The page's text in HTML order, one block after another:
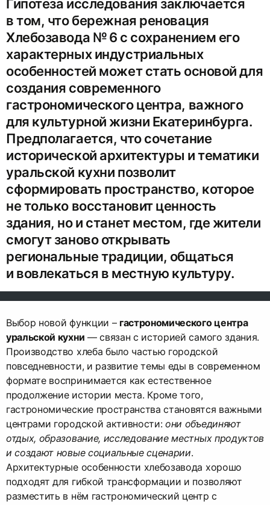
Гипотеза исследования заключается
в том, что бережная реновация
Хлебозавода № 6 с сохранением его
характерных индустриальных
особенностей может стать основой для
создания современного
гастрономического центра, важного
для культурной жизни Екатеринбурга.
Предполагается, что сочетание
исторической архитектуры и тематики
уральской кухни позволит
сформировать пространство, которое
не только восстановит ценность
здания, но и станет местом, где жители
смогут заново открывать
региональные традиции, общаться
и вовлекаться в местную культуру.
Выбор новой функции – гастрономического центра
уральской кухни — связан с историей самого здания.
Производство хлеба было частью городской
повседневности, и развитие темы еды в современном
формате воспринимается как естественное
продолжение истории места. Кроме того,
гастрономические пространcтва становятся важными
центрами городской активности:они объединяют
отдых, образование, исследование местных продуктов
и создают новые социальные сценарии.
Архитектурные особенности хлебозавода хорошо
подходят для гибкой трансформации и позволяют
разместить в нём гастрономический центр с